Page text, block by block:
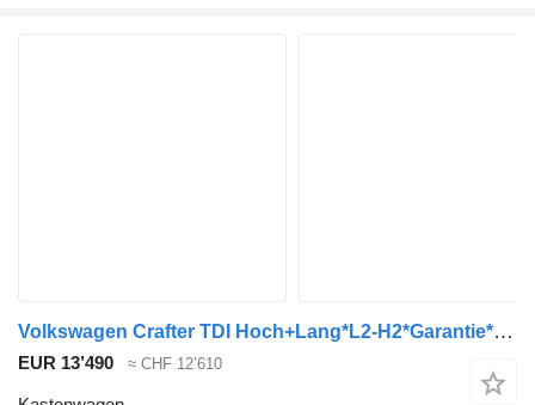
Volkswagen Crafter TDI Hoch+Lang*L2-H2*Garantie*Klima*163Ps
EUR 13’490 ≈ CHF 12’610